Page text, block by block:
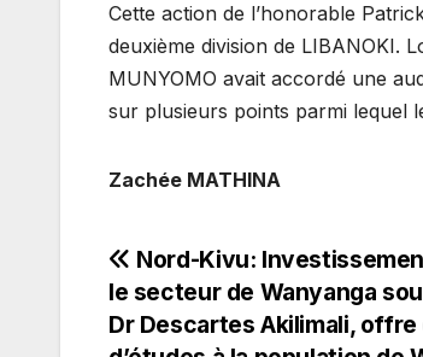
Cette action de l’honorable
deuxième division de LIBANOKI.
MUNYOMO avait accordé une
sur plusieurs points parmi lequel
Zachée MATHINA
Navigation
de
Nord-Kivu:
le secteur de Wanyanga
Dr Descartes Akilimali,